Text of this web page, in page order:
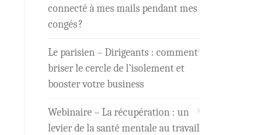
connecté à mes mails pendant mes
congés ?
Le parisien – Dirigeants : comment
briser le cercle de l’isolement et
booster votre business
Webinaire – La récupération : un
levier de la santé mentale au travail